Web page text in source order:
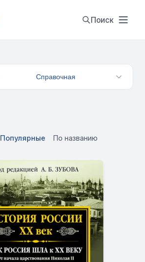
Поиск
Справочная
Популярные По названию